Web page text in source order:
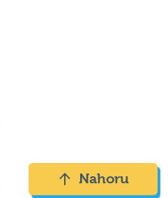
Nahoru